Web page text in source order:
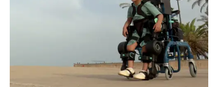
DISCAPACIDAD